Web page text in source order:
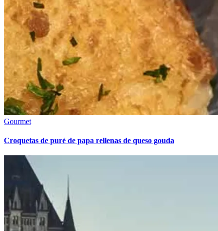
Gourmet
Croquetas de puré de papa rellenas de queso gouda